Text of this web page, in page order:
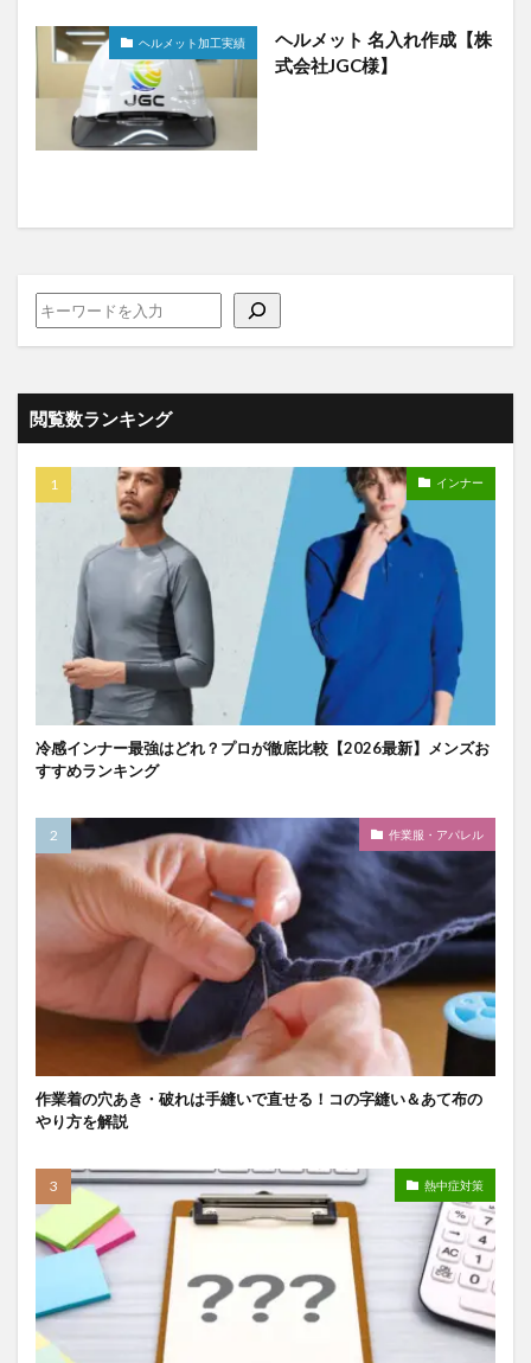
ヘルメット加工実績
ヘルメット 名入れ作成【株
式会社JGC様】
閲覧数ランキング
インナー
冷感インナー最強はどれ？プロが徹底比較【2026最新】メンズお
すすめランキング
作業服・アパレル
作業着の穴あき・破れは手縫いで直せる！コの字縫い＆あて布の
やり方を解説
熱中症対策